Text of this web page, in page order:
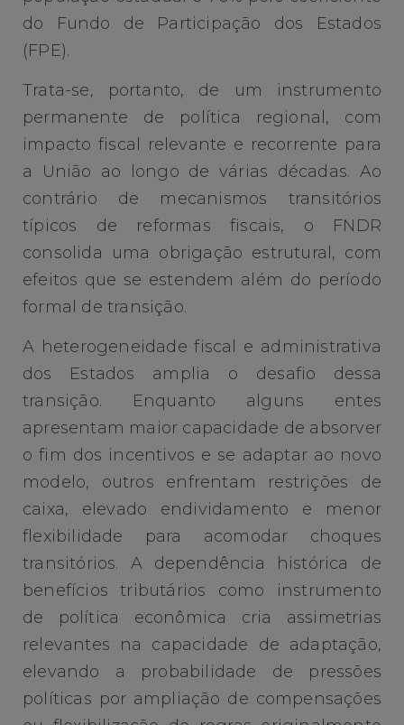
do Fundo de Participação dos Estados
(FPE).
Trata-se, portanto, de um instrumento
permanente de política regional, com
impacto fiscal relevante e recorrente para
a União ao longo de várias décadas. Ao
contrário de mecanismos transitórios
típicos de reformas fiscais, o FNDR
consolida uma obrigação estrutural, com
efeitos que se estendem além do período
formal de transição.
A heterogeneidade fiscal e administrativa
dos Estados amplia o desafio dessa
transição. Enquanto alguns entes
apresentam maior capacidade de absorver
o fim dos incentivos e se adaptar ao novo
modelo, outros enfrentam restrições de
caixa, elevado endividamento e menor
flexibilidade para acomodar choques
transitórios. A dependência histórica de
benefícios tributários como instrumento
de política econômica cria assimetrias
relevantes na capacidade de adaptação,
elevando a probabilidade de pressões
políticas por ampliação de compensações